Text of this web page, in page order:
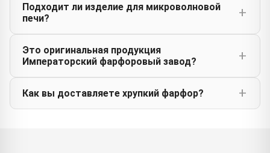
Подходит ли изделие для микроволновой
печи?
Это оригинальная продукция
Императорский фарфоровый завод?
Как вы доставляете хрупкий фарфор?